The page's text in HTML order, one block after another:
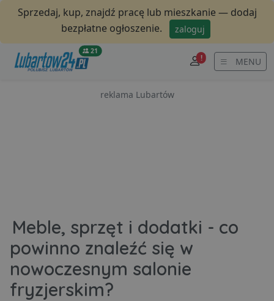
Sprzedaj, kup, znajdź pracę lub mieszkanie — dodaj
bezpłatne ogłoszenie.
zaloguj
21
! MENU
reklama Lubartów
Meble, sprzęt i dodatki - co
powinno znaleźć się w
nowoczesnym salonie
fryzjerskim?